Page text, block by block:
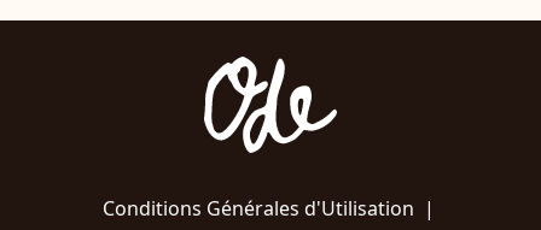
Conditions Générales d'Utilisation |